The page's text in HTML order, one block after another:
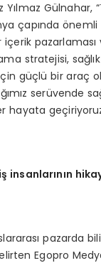
Yılmaz Gülnahar,
çapında
pazarlaması
stratejisi,
güçlü bir araç
hayata
insanlarının
pazarda
Egopro